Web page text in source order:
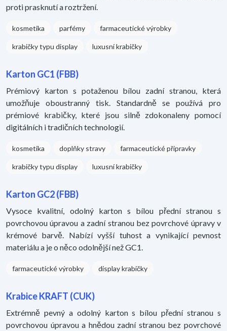
proti prasknutí a roztržení.
kosmetika parfémy farmaceutické výrobky
krabičky typu display luxusní krabičky
Karton GC1 (FBB)
Prémiový karton s potaženou bílou zadní stranou, která
umožňuje oboustranný tisk. Standardně se používá pro
prémiové krabičky, které jsou silně zdokonaleny pomocí
digitálních i tradičních technologií.
kosmetika doplňky stravy farmaceutické přípravky
krabičky typu display luxusní krabičky
Karton GC2 (FBB)
Vysoce kvalitní, odolný karton s bílou přední stranou s
povrchovou úpravou a zadní stranou bez povrchové úpravy v
krémové barvě. Nabízí vyšší tuhost a vynikající pevnost
materiálu a je o něco odolnější než GC1.
farmaceutické výrobky display krabičky
Krabice KRAFT (CUK)
Extrémně pevný a odolný karton s bílou přední stranou s
povrchovou úpravou a hnědou zadní stranou bez povrchové